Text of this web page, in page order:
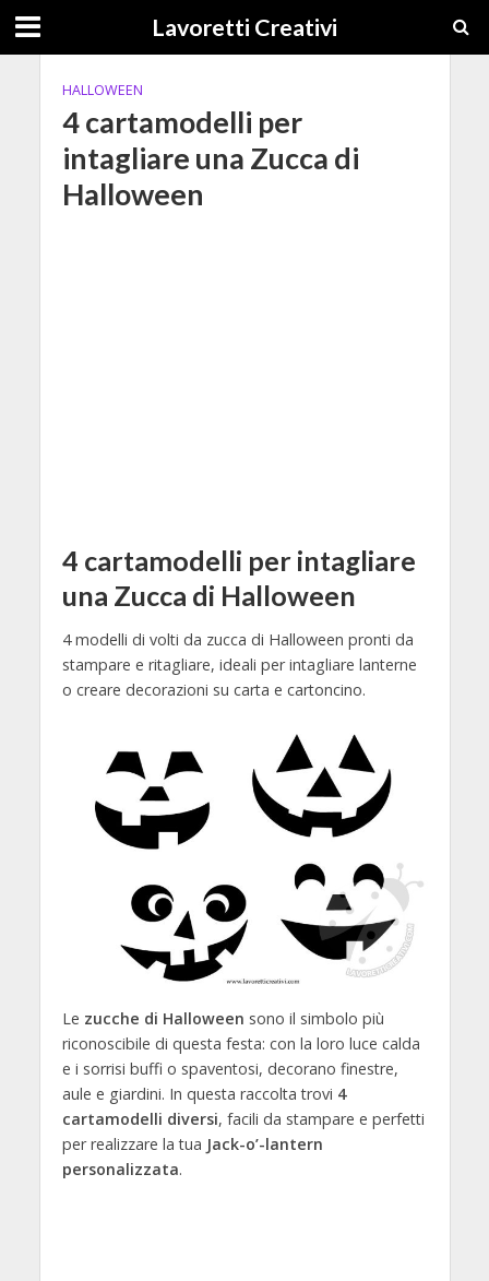
Lavoretti Creativi
HALLOWEEN
4 cartamodelli per
intagliare una Zucca di
Halloween
4 cartamodelli per intagliare
una Zucca di Halloween
4 modelli di volti da zucca di Halloween pronti da
stampare e ritagliare, ideali per intagliare lanterne
o creare decorazioni su carta e cartoncino.
Le zucche di Halloween sono il simbolo più
riconoscibile di questa festa: con la loro luce calda
e i sorrisi buffi o spaventosi, decorano finestre,
aule e giardini. In questa raccolta trovi 4
cartamodelli diversi, facili da stampare e perfetti
per realizzare la tua Jack-o’-lantern
personalizzata.